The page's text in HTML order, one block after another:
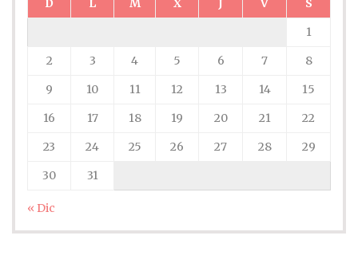
D L M X J V
S
1
2
3 4 5 6 7
8
9
10 11 12 13 14
15
16
17 18 19 20 21
22
23
24 25 26 27 28
29
30
31
« Dic